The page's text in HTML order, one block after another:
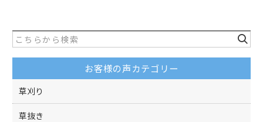
e
b
o
k
er
お客様の声カテゴリー
草刈り
草抜き